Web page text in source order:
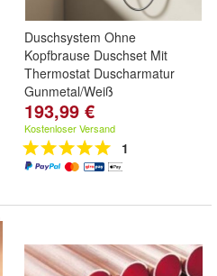
Duschsystem Ohne
Kopfbrause Duschset Mit
Thermostat Duscharmatur
Gunmetal/Weiß
193,99 €
Kostenloser Versand
1